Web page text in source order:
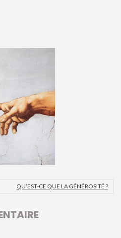
QU’EST-CE QUE LA GÉNÉROSITÉ ?